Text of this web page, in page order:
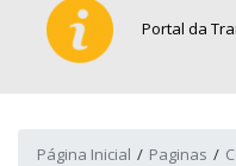
Portal da
Página Inicial Paginas